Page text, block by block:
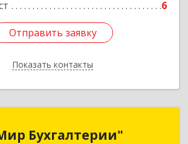
6
Отправить заявку
Показать контакты
Отправить заявку
Назад
Бухгалтерии"